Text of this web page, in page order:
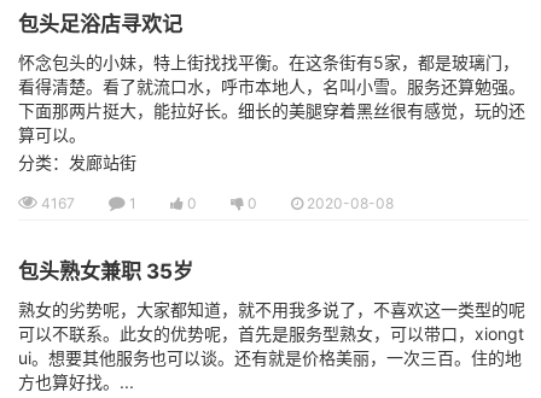
包头足浴店寻欢记
怀念包头的小妹，特上街找找平衡。在这条街有5家，都是玻璃门，
看得清楚。看了就流口水，呼市本地人，名叫小雪。服务还算勉强。
下面那两片挺大，能拉好长。细长的美腿穿着黑丝很有感觉，玩的还
算可以。
分类：发廊站街
4167 1 0 0 2020-08-08
包头熟女兼职 35岁
熟女的劣势呢，大家都知道，就不用我多说了，不喜欢这一类型的呢
可以不联系。此女的优势呢，首先是服务型熟女，可以带口，xiongt
ui。想要其他服务也可以谈。还有就是价格美丽，一次三百。住的地
方也算好找。...